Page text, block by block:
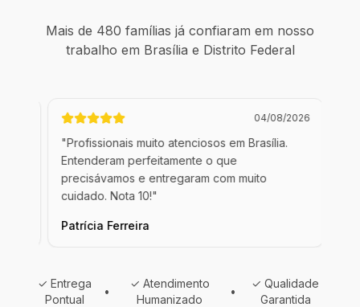
Mais de 480 famílias já confiaram em nosso
trabalho em Brasília e Distrito Federal
04/08/2026
"Profissionais muito atenciosos em Brasília.
Entenderam perfeitamente o que
precisávamos e entregaram com muito
cuidado. Nota 10!"
Patrícia Ferreira
✓ Entrega
Pontual
•
✓ Atendimento
Humanizado
•
✓ Qualidade
Garantida